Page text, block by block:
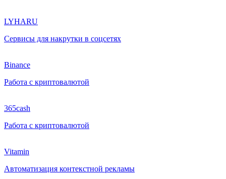
LYHARU
Сервисы для накрутки в соцсетях
Binance
Работа с криптовалютой
365cash
Работа с криптовалютой
Vitamin
Автоматизация контекстной рекламы